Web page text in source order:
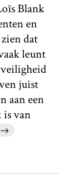
Blank
en
dat
leunt
juist
aan een
is van